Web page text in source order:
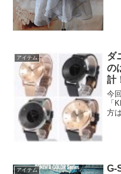
アイテム
ダ
の
計
今
「
方
アイテム
G-